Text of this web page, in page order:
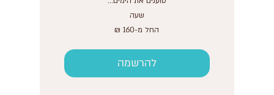
שעה
החל מ-‏160 ‏₪
להרשמה